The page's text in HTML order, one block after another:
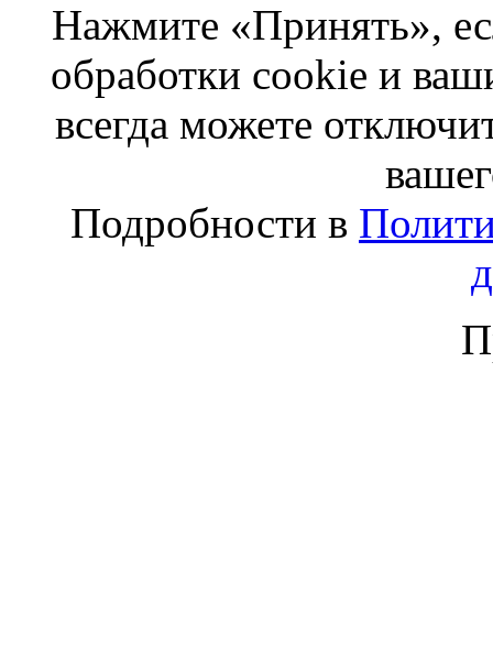
Нажмите «Принять»,
обработки cookie и
всегда можете
Подробности в